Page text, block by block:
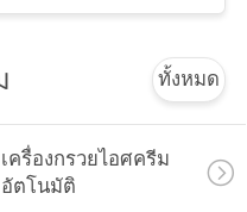
ทั้งหมด
เครื่องกรวยไอศครีม
อัตโนมัติ